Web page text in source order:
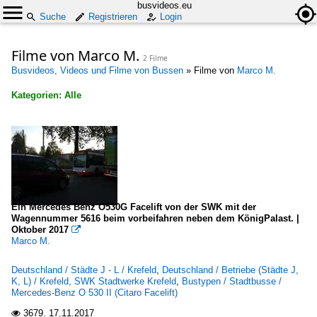
busvideos.eu
Suche
Registrieren Login
Filme von Marco M. 2 Filme
Busvideos, Videos und Filme von Bussen » Filme von Marco M.
Kategorien: Alle
Alle Kategorien
Bustypen
Mercedes-Benz O 530 II (Citaro Facelift)
Deutschland
Ein Mercedes Benz O530G Facelift von der SWK mit der
Wagennummer 5616 beim vorbeifahren neben dem KönigPalast. |
Oktober 2017 
Marco M.
Deutschland / Städte J - L / Krefeld, Deutschland / Betriebe (Städte J,
K, L) / Krefeld, SWK Stadtwerke Krefeld, Bustypen / Stadtbusse /
Mercedes-Benz O 530 II (Citaro Facelift)
 3679. 17.11.2017